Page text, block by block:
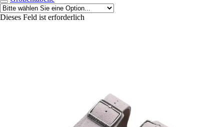
Dieses Feld ist erforderlich